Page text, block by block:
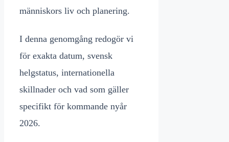
människors liv och planering.
I denna genomgång redogör vi
för exakta datum, svensk
helgstatus, internationella
skillnader och vad som gäller
specifikt för kommande nyår
2026.